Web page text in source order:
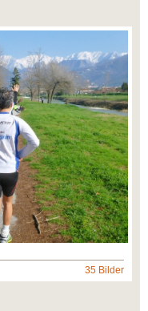
35 Bilder